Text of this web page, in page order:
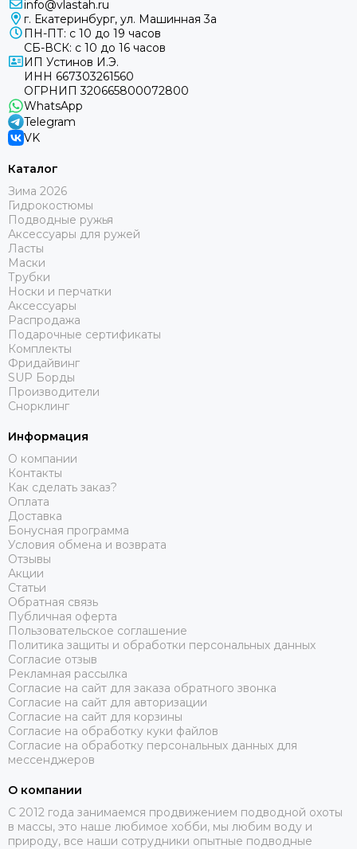
info@vlastah.ru
г. Екатеринбург, ул. Машинная 3а
ПН-ПТ: с 10 до 19 часов
СБ-ВСК: с 10 до 16 часов
ИП Устинов И.Э.
ИНН 667303261560
ОГРНИП 320665800072800
WhatsApp
Telegram
VK
Каталог
Зима 2026
Гидрокостюмы
Подводные ружья
Аксессуары для ружей
Ласты
Маски
Трубки
Носки и перчатки
Аксессуары
Распродажа
Подарочные сертификаты
Комплекты
Фридайвинг
SUP Борды
Производители
Снорклинг
Информация
О компании
Контакты
Как сделать заказ?
Оплата
Доставка
Бонусная программа
Условия обмена и возврата
Отзывы
Акции
Статьи
Обратная связь
Публичная оферта
Пользовательское соглашение
Политика защиты и обработки персональных данных
Согласие отзыв
Рекламная рассылка
Согласие на сайт для заказа обратного звонка
Согласие на сайт для авторизации
Согласие на сайт для корзины
Согласие на обработку куки файлов
Согласие на обработку персональных данных для
мессенджеров
О компании
C 2012 года занимаемся продвижением подводной охоты
в массы, это наше любимое хобби, мы любим воду и
природу, все наши сотрудники опытные подводные